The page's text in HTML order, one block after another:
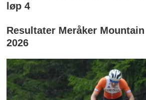
løp 4
Resultater Meråker
2026